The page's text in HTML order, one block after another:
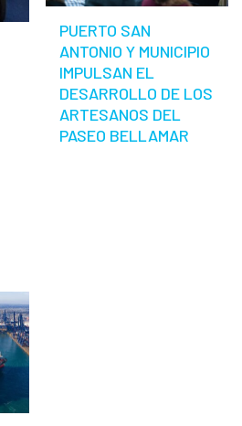
PUERTO SAN
ANTONIO Y MUNICIPIO
IMPULSAN EL
DESARROLLO DE LOS
ARTESANOS DEL
PASEO BELLAMAR